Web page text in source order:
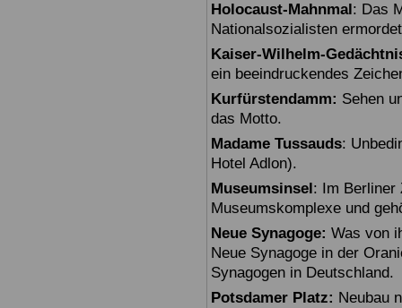
Holocaust-Mahnmal : Das
Nationalsozialisten
Kaiser-Wilhelm-
ein beeindruckendes
Kurfürstendamm: Sehen
das Motto.
Madame Tussauds:
Hotel Adlon).
Museumsinsel : Im Berliner
Museumskomplexe und
Neue Synagoge: Was von
Neue Synagoge in der
Synagogen in Deutschland.
Potsdamer Platz: Neubau